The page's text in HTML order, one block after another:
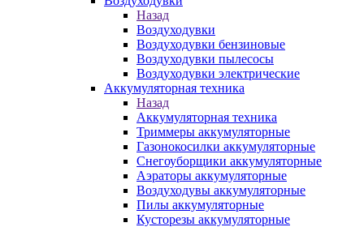
Назад
Воздуходувки
Воздуходувки бензиновые
Воздуходувки пылесосы
Воздуходувки электрические
Аккумуляторная техника
Назад
Аккумуляторная техника
Триммеры аккумуляторные
Газонокосилки аккумуляторные
Снегоуборщики аккумуляторные
Аэраторы аккумуляторные
Воздуходувы аккумуляторные
Пилы аккумуляторные
Кусторезы аккумуляторные